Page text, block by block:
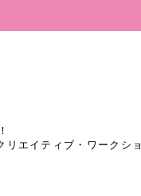
エイティブ・ワークショ